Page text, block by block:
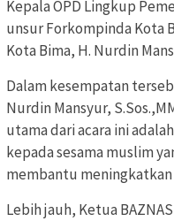
Kepala OPD Lingkup
unsur Forkompinda Kota
Kota Bima, H. Nurdin
Dalam kesempatan
Nurdin Mansyur,
utama dari acara ini
kepada sesama muslim
membantu
Lebih jauh, Ketua